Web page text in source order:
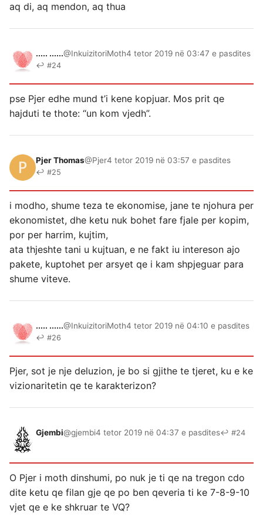
aq di, aq mendon, aq thua
..... ......@InkuizitoriMoth4 tetor 2019 në 03:47 e pasdites
↩ #24
pse Pjer edhe mund t’i kene kopjuar. Mos prit qe
hajduti te thote: “un kom vjedh”.
Pjer Thomas@Pjer4 tetor 2019 në 03:57 e pasdites
↩ #25
i modho, shume teza te ekonomise, jane te njohura per
ekonomistet, dhe ketu nuk bohet fare fjale per kopim,
por per harrim, kujtim,
ata thjeshte tani u kujtuan, e ne fakt iu intereson ajo
pakete, kuptohet per arsyet qe i kam shpjeguar para
shume viteve.
..... ......@InkuizitoriMoth4 tetor 2019 në 04:10 e pasdites
↩ #26
Pjer, sot je nje deluzion, je bo si gjithe te tjeret, ku e ke
vizionaritetin qe te karakterizon?
Gjembi@gjembi4 tetor 2019 në 04:37 e pasdites↩ #24
O Pjer i moth dinshumi, po nuk je ti qe na tregon cdo
dite ketu qe filan gje qe po ben qeveria ti ke 7-8-9-10
vjet qe e ke shkruar te VQ?